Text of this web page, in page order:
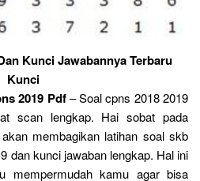
Kunci Jawabannya Terbaru
Kunci
2019 Pdf– Soal cpns 2018 2019
scan lengkap. Hai sobat pada
membagikan latihan soal skb
dan kunci jawaban lengkap. Hal ini
mempermudah kamu agar bisa